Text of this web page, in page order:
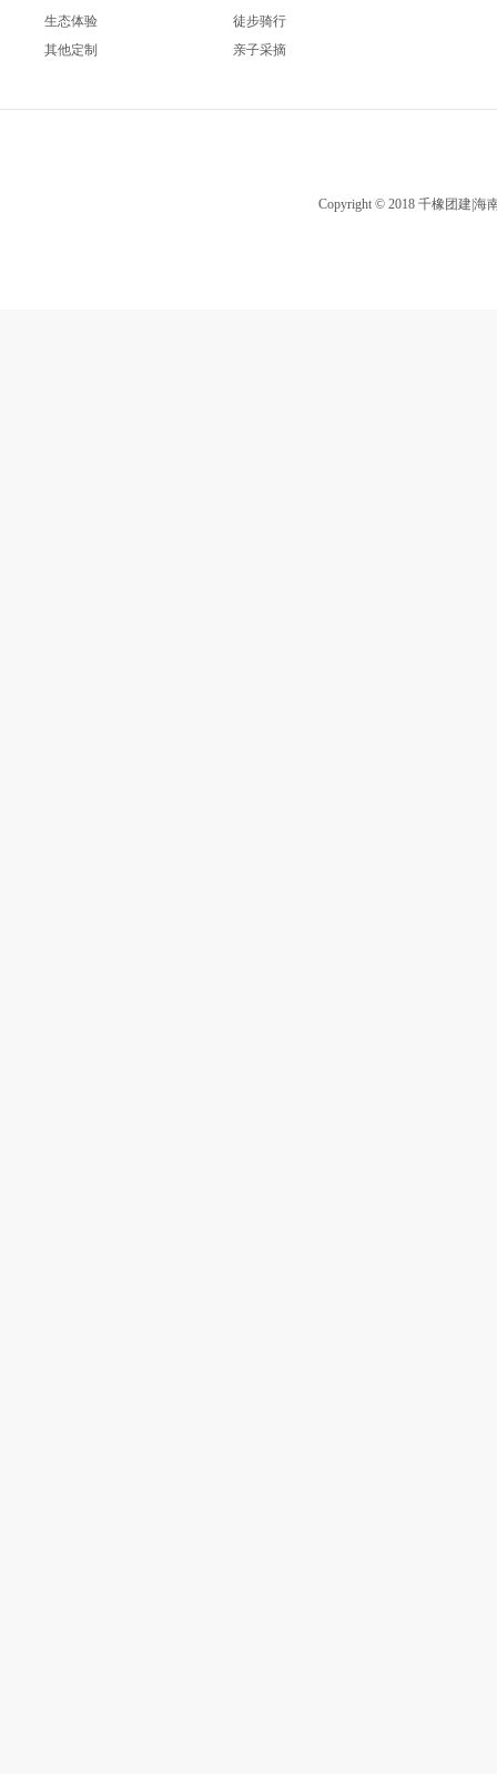
生态体验
其他定制
徒步骑行
亲子采摘
Copyright © 2018 千橡团建|